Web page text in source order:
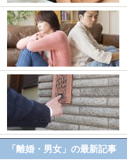
「離婚・男女」の最新記事